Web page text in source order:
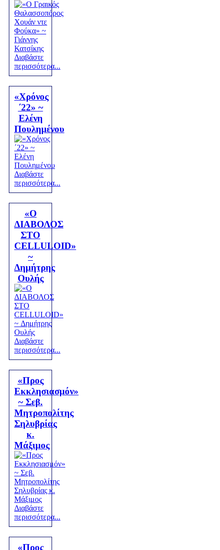
Διαβάστε
περισσότερα...
«Χρόνος
΄22» ~
Ελένη
Πουλημένου
Διαβάστε
περισσότερα...
«Ο
ΔΙΑΒΟΛΟΣ
ΣΤΟ
CELLULOID»
~
Δημήτρης
Ουλής
Διαβάστε
περισσότερα...
«Προς
Εκκλησιασμόν»
~ Σεβ.
Μητροπολίτης
Σηλυβρίας
κ.
Μάξιμος
Διαβάστε
περισσότερα...
«Προς